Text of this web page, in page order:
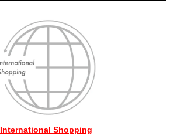
International Shopping